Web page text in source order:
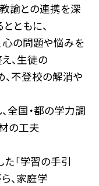
諭との連携を深
ともに、
の問題や悩みを
、生徒の
不登校の解消や
国・都の学力調
の工夫
「学習の手引
、家庭学